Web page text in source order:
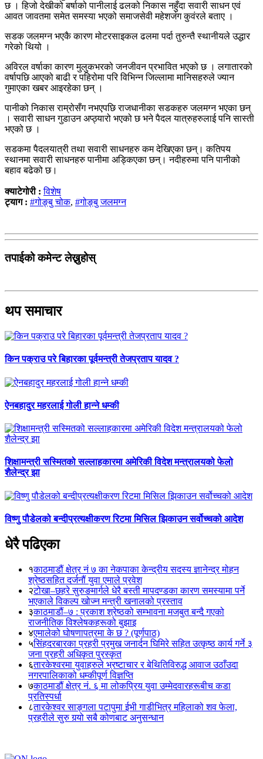
छ । हिजो देखीको बर्षाको पानीलाई ढलको निकास नहुँदा सवारी साधन एवं
आवत जावतमा समेत समस्या भएको समाजसेवी महेशजंग कुवंरले बताए ।
सडक जलमग्न भएकै कारण मोटरसाइकल ढलमा पर्दा तुरुन्तै स्थानीयले उद्धार
गरेको थियो ।
अविरल वर्षाका कारण मुलुकभरको जनजीवन प्रभावित भएको छ । लगातारको
वर्षापछि आएको बाढी र पहिरोमा परि विभिन्न जिल्लामा मानिसहरुले ज्यान
गुमाएका खबर आइरहेका छन् ।
पानीको निकास राम्रोसँग नभएपछि राजधानीका सडकहरु जलमग्न भएका छन्
। सवारी साधन गुडाउन अप्ठ्यारो भएको छ भने पैदल यात्रुहरुलाई पनि सास्ती
भएको छ ।
सडकमा पैदलयात्री तथा सवारी साधनहरु कम देखिएका छन्। कतिपय
स्थानमा सवारी साधनहरु पानीमा अड्किएका छन्। नदीहरुमा पनि पानीको
बहाव बढेको छ।
क्याटेगोरी :विशेष
ट्याग : #गोङ्बु चोक, #गोङ्बु जलमग्न
तपाईको कमेन्ट लेख्नुहोस्
थप समाचार
किन पक्राउ परे बिहारका पूर्वमन्त्री तेजप्रताप यादव ?
ऐनबहादुर महरलाई गोली हान्ने धम्की
शिक्षामन्त्री सस्मितको सल्लाहकारमा अमेरिकी विदेश मन्त्रालयको फेलो
शैलेन्द्र झा
विष्णु पौडेलको बन्दीप्रत्यक्षीकरण रिटमा मिसिल झिकाउन सर्वोच्चको आदेश
धेरै पढिएका
१काठमाडौं क्षेत्र नं ७ का नेकपाका केन्द्रीय सदस्य ज्ञानेन्द्र मोहन
श्रेष्ठसहित दर्जनौं युवा एमाले प्रवेश
२टोखा–छहरे सुरुङमार्गले धेरै बस्ती मापदण्डका कारण समस्यामा पर्ने
भएकाले विकल्प खोज्न मन्त्री खनालको प्रस्ताव
३काठमाडौं–७ : प्रकाश श्रेष्ठको सम्भावना मजबुत बन्दै गएको
राजनीतिक विश्लेषकहरूको बुझाइ
४एमालेको घोषणापत्रमा के छ ? (पूर्णपाठ)
५सिंहदरबारका प्रहरी प्रमुख जनार्दन घिमिरे सहित उत्कृष्ठ कार्य गर्ने ३
जना प्रहरी अधिकृत पुरस्कृत
६तारकेश्वरमा युवाहरुले भ्रष्टाचार र बेथितिविरुद्ध आवाज उठाँउदा
नगरपालिकाको धम्कीपूर्ण विज्ञप्ति
७काठमाडौं क्षेत्र नं. ६ मा लोकप्रिय युवा उम्मेदवारहरूबीच कडा
प्रतिस्पर्धा
८तारकेश्वर साङ्गला पटापुमा ईभी गाडीभित्र महिलाको शव फेला,
प्रहरीले सुरु गर्‍यो सबै कोणबाट अनुसन्धान